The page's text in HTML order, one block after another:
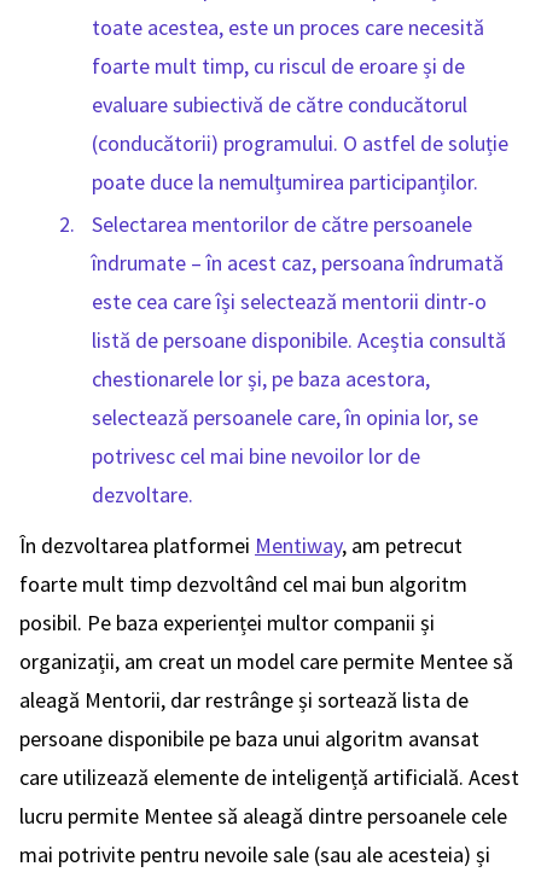
toate acestea, este un proces care necesită
foarte mult timp, cu riscul de eroare și de
evaluare subiectivă de către conducătorul
(conducătorii) programului. O astfel de soluție
poate duce la nemulțumirea participanților.
Selectarea mentorilor de către persoanele
îndrumate – în acest caz, persoana îndrumată
este cea care își selectează mentorii dintr-o
listă de persoane disponibile. Aceștia consultă
chestionarele lor și, pe baza acestora,
selectează persoanele care, în opinia lor, se
potrivesc cel mai bine nevoilor lor de
dezvoltare.
În dezvoltarea platformei Mentiway, am petrecut
foarte mult timp dezvoltând cel mai bun algoritm
posibil. Pe baza experienței multor companii și
organizații, am creat un model care permite Mentee să
aleagă Mentorii, dar restrânge și sortează lista de
persoane disponibile pe baza unui algoritm avansat
care utilizează elemente de inteligență artificială. Acest
lucru permite Mentee să aleagă dintre persoanele cele
mai potrivite pentru nevoile sale (sau ale acesteia) și